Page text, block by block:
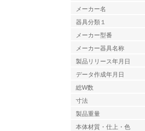
メーカー名
器具分類１
メーカー型番
メーカー器具名称
製品リリース年月日
データ作成年月日
総W数
寸法
製品重量
本体材質・仕上・色